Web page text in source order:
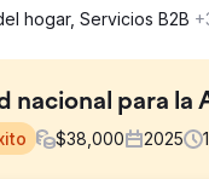
hogar, Servicios B2B
nacional para la
$38,000 2025